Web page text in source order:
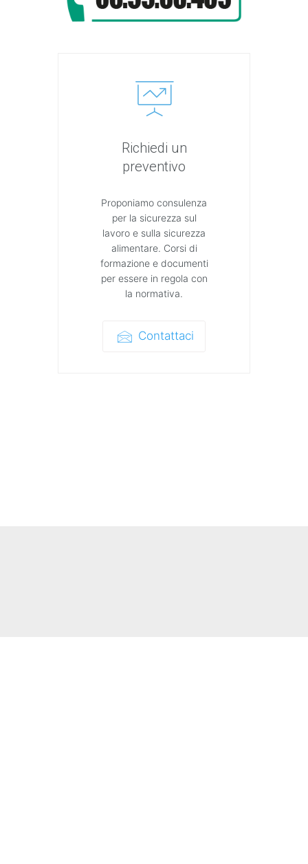
Richiedi un
preventivo
Proponiamo consulenza
per la sicurezza sul
lavoro e sulla sicurezza
alimentare. Corsi di
formazione e documenti
per essere in regola con
la normativa.
Contattaci